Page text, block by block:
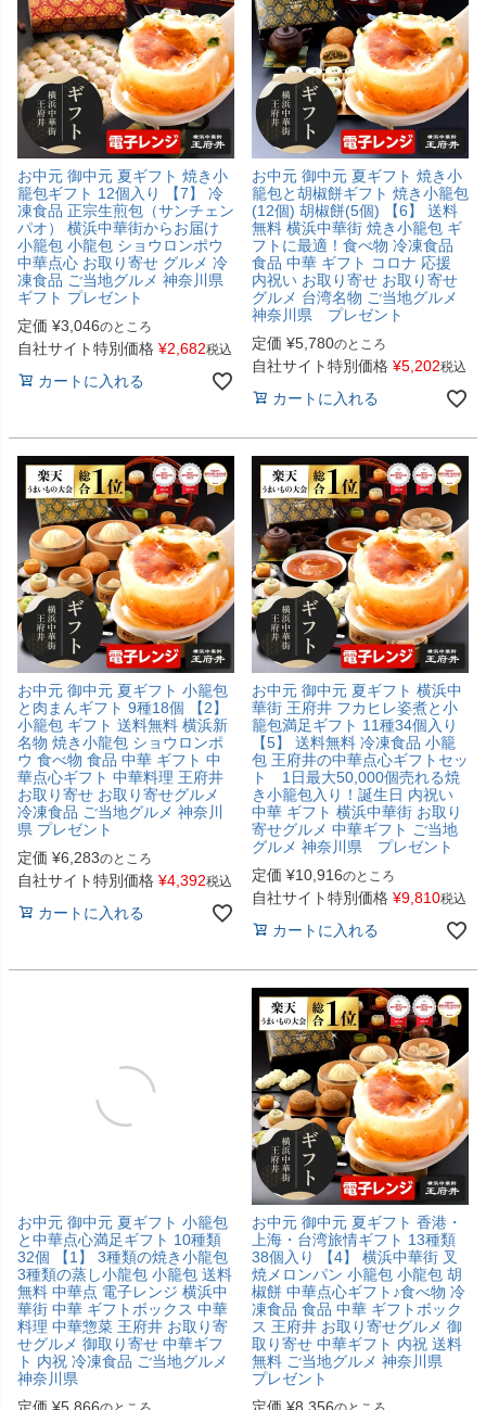
お中元 御中元 夏ギフト 焼き小
籠包ギフト 12個入り 【7】 冷
凍食品 正宗生煎包（サンチェン
パオ） 横浜中華街からお届け
小籠包 小龍包 ショウロンポウ
中華点心 お取り寄せ グルメ 冷
凍食品 ご当地グルメ 神奈川県
ギフト プレゼント
定価 ¥3,046のところ
自社サイト特別価格 ¥2,682税込
カートに入れる
お中元 御中元 夏ギフト 焼き小
籠包と胡椒餅ギフト 焼き小籠包
(12個) 胡椒餅(5個) 【6】 送料
無料 横浜中華街 焼き小籠包 ギ
フトに最適！食べ物 冷凍食品
食品 中華 ギフト コロナ 応援
内祝い お取り寄せ お取り寄せ
グルメ 台湾名物 ご当地グルメ
神奈川県 プレゼント
定価 ¥5,780のところ
自社サイト特別価格 ¥5,202税込
カートに入れる
お中元 御中元 夏ギフト 小籠包
と肉まんギフト 9種18個 【2】
小籠包 ギフト 送料無料 横浜新
名物 焼き小龍包 ショウロンポ
ウ 食べ物 食品 中華 ギフト 中
華点心ギフト 中華料理 王府井
お取り寄せ お取り寄せグルメ
冷凍食品 ご当地グルメ 神奈川
県 プレゼント
定価 ¥6,283のところ
自社サイト特別価格 ¥4,392税込
カートに入れる
お中元 御中元 夏ギフト 横浜中
華街 王府井 フカヒレ姿煮と小
籠包満足ギフト 11種34個入り
【5】 送料無料 冷凍食品 小籠
包 王府井の中華点心ギフトセッ
ト 1日最大50,000個売れる焼
き小籠包入り！誕生日 内祝い
中華 ギフト 横浜中華街 お取り
寄せグルメ 中華ギフト ご当地
グルメ 神奈川県 プレゼント
定価 ¥10,916のところ
自社サイト特別価格 ¥9,810税込
カートに入れる
お中元 御中元 夏ギフト 小籠包
と中華点心満足ギフト 10種類
32個 【1】 3種類の焼き小龍包
3種類の蒸し小龍包 小籠包 送料
無料 中華点 電子レンジ 横浜中
華街 中華 ギフトボックス 中華
料理 中華惣菜 王府井 お取り寄
せグルメ 御取り寄せ 中華ギフ
ト 内祝 冷凍食品 ご当地グルメ
神奈川県
定価 ¥5,866
お中元 御中元 夏ギフト 香港・
上海・台湾旅情ギフト 13種類
38個入り 【4】 横浜中華街 叉
焼メロンパン 小籠包 小龍包 胡
椒餅 中華点心ギフト♪食べ物 冷
凍食品 食品 中華 ギフトボック
ス 王府井 お取り寄せグルメ 御
取り寄せ 中華ギフト 内祝 送料
無料 ご当地グルメ 神奈川県
プレゼント
定価 ¥8,356